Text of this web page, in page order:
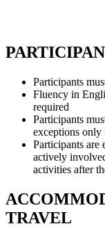
Participants
Fluency in
required
Participants
exceptions only
Participants are
actively
activities after
TRAVEL